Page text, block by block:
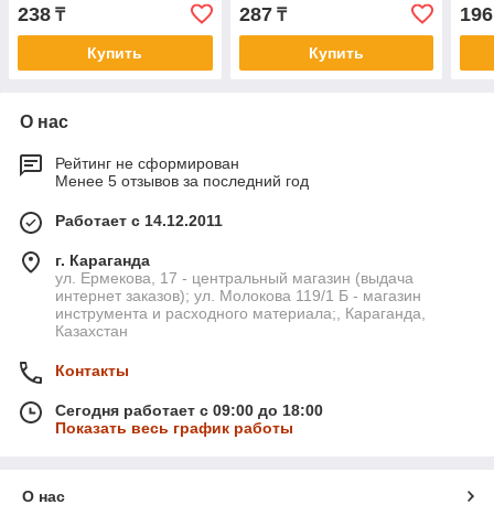
238 ₸
Купить
287₸
Купить
196
О нас
Рейтинг не сформирован
Менее 5 отзывов за последний год
Работает с 14.12.2011
г. Караганда
ул. Ермекова, 17 - центральный магазин (выдача
интернет заказов); ул. Молокова 119/1 Б - магазин
инструмента и расходного материала;, Караганда,
Казахстан
Контакты
Сегодня работает с 09:00 до 18:00
Показать весь график работы
О нас